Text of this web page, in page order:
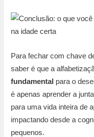
Para fechar com chave
saber é que a
fundamental para o
é apenas aprender a
para uma vida inteira de
impactando desde a
pequenos.